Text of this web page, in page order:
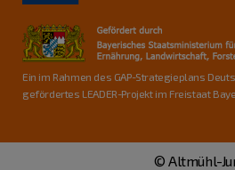
Ein im Rahmen des GAP-Strategieplans
gefördertes LEADER-Projekt im Freistaat
© Altmühl-